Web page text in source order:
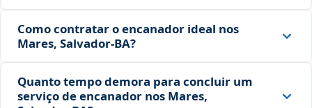
Como contratar o encanador ideal nos
Mares, Salvador‑BA?
Quanto tempo demora para concluir um
serviço de encanador nos Mares,